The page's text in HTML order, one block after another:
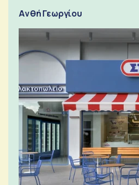
Ανθή Γεωργίου